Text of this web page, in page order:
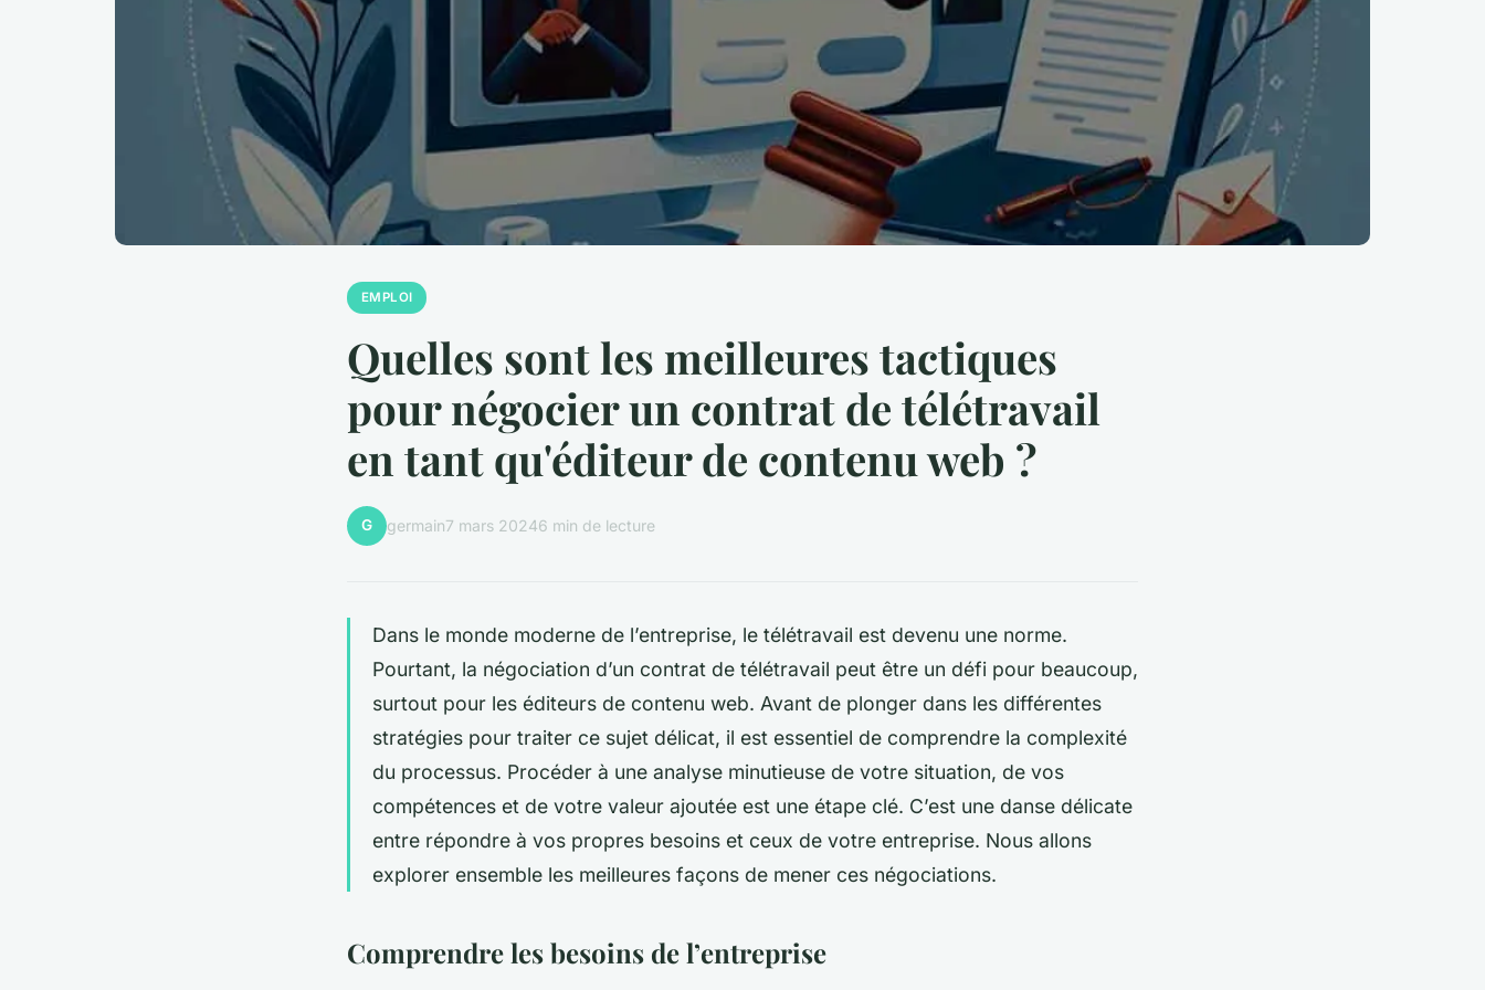
EMPLOI
Quelles sont les meilleures tactiques
pour négocier un contrat de télétravail
en tant qu'éditeur de contenu web ?
G germain7 mars 20246 min de lecture
Dans le monde moderne de l’entreprise, le télétravail est devenu une norme.
Pourtant, la négociation d’un contrat de télétravail peut être un défi pour beaucoup,
surtout pour les éditeurs de contenu web. Avant de plonger dans les différentes
stratégies pour traiter ce sujet délicat, il est essentiel de comprendre la complexité
du processus. Procéder à une analyse minutieuse de votre situation, de vos
compétences et de votre valeur ajoutée est une étape clé. C’est une danse délicate
entre répondre à vos propres besoins et ceux de votre entreprise. Nous allons
explorer ensemble les meilleures façons de mener ces négociations.
Comprendre les besoins de l’entreprise